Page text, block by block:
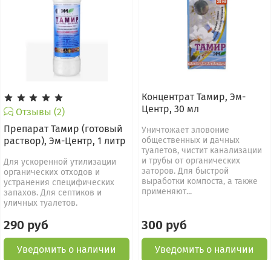
Отзывы (2)
Препарат Тамир (готовый
раствор), Эм-Центр, 1 литр
Для ускоренной утилизации
органических отходов и
устранения специфических
запахов. Для септиков и
уличных туалетов.
290 руб
Уведомить о наличии
Концентрат Тамир, Эм-
Центр, 30 мл
Уничтожает зловоние
общественных и дачных
туалетов, чистит канализации
и трубы от органических
заторов. Для быстрой
выработки компоста, а также
применяют...
300 руб
Уведомить о наличии